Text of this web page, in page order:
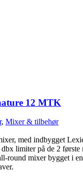
12 MTK
, Mixer & tilbehør
med indbygget
limiter på de 2 første
round mixer bygget i